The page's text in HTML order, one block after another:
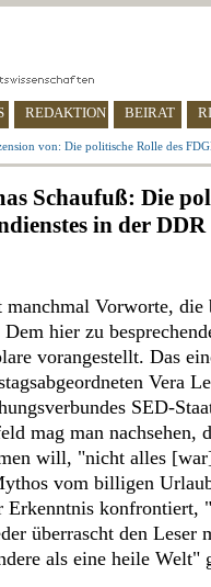
REDAKTION BEIRAT
von: Die politische Rolle des
Schaufuß: Die
in der DDR
manchmal Vorworte, die
Dem hier zu
vorangestellt. Das
Vera
SED-
mag man nachsehen,
will, "nicht alles
vom billigen
Erkenntnis konfrontiert,
überrascht den
als eine heile Welt"